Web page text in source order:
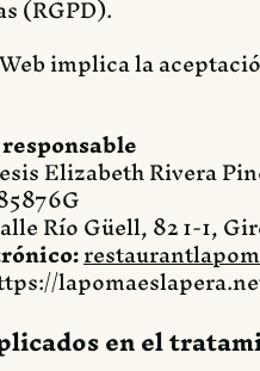
(RGPD).
implica la
Elizabeth Rivera
Río Güell, 82 1-1,
en el